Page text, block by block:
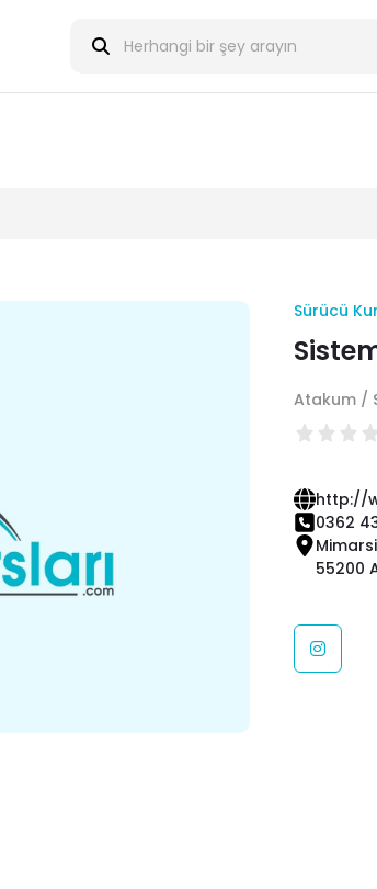
Sürücü
Atakum /
http://
0362
55200